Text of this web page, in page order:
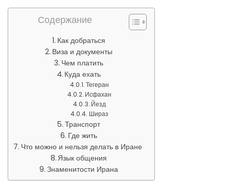
Содержание
Как добраться
Виза и документы
Чем платить
Куда ехать
Тегеран
Исфахан
Йезд
Шираз
Транспорт
Где жить
Что можно и нельзя делать в Иране
Язык общения
Знаменитости Ирана